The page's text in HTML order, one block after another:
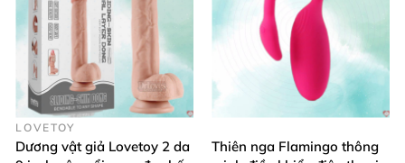
LOVETOY
Dương vật giả Lovetoy 2 da
Thiên nga Flamingo thông